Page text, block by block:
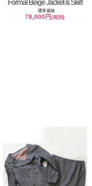
Formal Beige Jacket & Skirt
通常価格
78,000円(税別)